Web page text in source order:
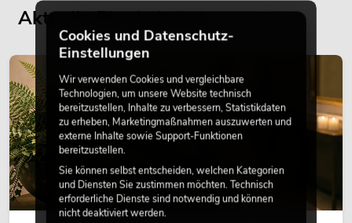
Aktuelle Blogbeiträge
DEKORATION
Cookies und Datenschutz-
Einstellungen
Wir verwenden Cookies und vergleichbare
Technologien, um unsere Website technisch
bereitzustellen, Inhalte zu verbessern, Statistikdaten
zu erheben, Marketingmaßnahmen auszuwerten und
externe Inhalte sowie Support-Funktionen
bereitzustellen.
Sie können selbst entscheiden, welchen Kategorien
und Diensten Sie zustimmen möchten. Technisch
erforderliche Dienste sind notwendig und können
nicht deaktiviert werden.